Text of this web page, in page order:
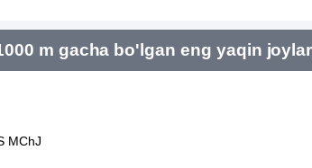
m gacha bo'lgan eng yaqin
MChJ